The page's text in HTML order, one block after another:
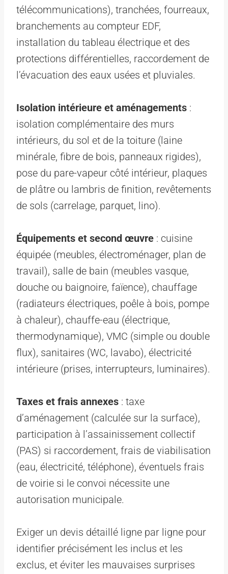
télécommunications), tranchées, fourreaux,
branchements au compteur EDF,
installation du tableau électrique et des
protections différentielles, raccordement de
l’évacuation des eaux usées et pluviales.
Isolation intérieure et aménagements :
isolation complémentaire des murs
intérieurs, du sol et de la toiture (laine
minérale, fibre de bois, panneaux rigides),
pose du pare-vapeur côté intérieur, plaques
de plâtre ou lambris de finition, revêtements
de sols (carrelage, parquet, lino).
Équipements et second œuvre : cuisine
équipée (meubles, électroménager, plan de
travail), salle de bain (meubles vasque,
douche ou baignoire, faïence), chauffage
(radiateurs électriques, poêle à bois, pompe
à chaleur), chauffe-eau (électrique,
thermodynamique), VMC (simple ou double
flux), sanitaires (WC, lavabo), électricité
intérieure (prises, interrupteurs, luminaires).
Taxes et frais annexes : taxe
d’aménagement (calculée sur la surface),
participation à l’assainissement collectif
(PAS) si raccordement, frais de viabilisation
(eau, électricité, téléphone), éventuels frais
de voirie si le convoi nécessite une
autorisation municipale.
Exiger un devis détaillé ligne par ligne pour
identifier précisément les inclus et les
exclus, et éviter les mauvaises surprises